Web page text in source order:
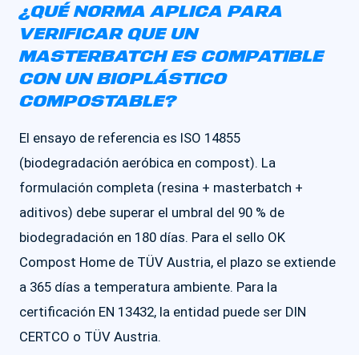
¿QUÉ NORMA APLICA PARA
VERIFICAR QUE UN
MASTERBATCH ES COMPATIBLE
CON UN BIOPLÁSTICO
COMPOSTABLE?
El ensayo de referencia es ISO 14855
(biodegradación aeróbica en compost). La
formulación completa (resina + masterbatch +
aditivos) debe superar el umbral del 90 % de
biodegradación en 180 días. Para el sello OK
Compost Home de TÜV Austria, el plazo se extiende
a 365 días a temperatura ambiente. Para la
certificación EN 13432, la entidad puede ser DIN
CERTCO o TÜV Austria.